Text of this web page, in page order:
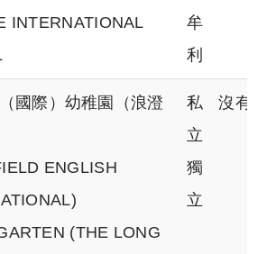
INTERNATIONAL
牟
利
國際）幼稚園（浪澄
ENGLISH
(THE LONG
私
立
獨
立
沒有